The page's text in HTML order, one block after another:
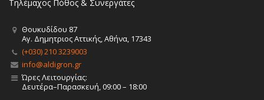
Τηλέμαχος Πόθος & Συνεργάτες
Θουκυδίδου 87
Αγ. Δημητριος Αττικής, Αθήνα, 17343
(+030) 210 3239003
info@aldigron.gr
Ώρες Λειτουργίας:
Δευτέρα–Παρασκευή, 09:00 – 18:00